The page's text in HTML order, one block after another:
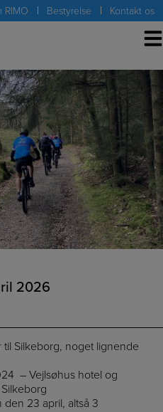
RIMO Bestyrelse Kontakt os
2026
Silkeborg, noget lignende
– Vejlsøhus hotel og
23 april, altså 3